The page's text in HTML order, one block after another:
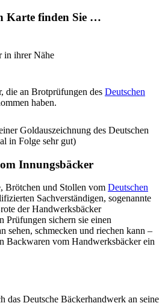
Karte finden Sie …
in ihrer Nähe
die an Brotprüfungen des Deutschen
haben.
Goldauszeichnung des Deutschen
in Folge sehr gut)
Innungsbäcker
Brötchen und Stollen vom Deutschen
Sachverständigen, sogenannte
der Handwerksbäcker
Prüfungen sichern sie einen
sehen, schmecken und riechen kann –
Backwaren vom Handwerksbäcker ein
das Deutsche Bäckerhandwerk an seine